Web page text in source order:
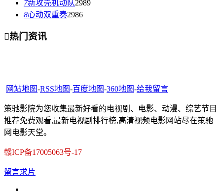
7新攻壳机动队2989
8心动双重奏2986
热门资讯
网站地图-RSS地图-百度地图-360地图-给我留言
策驰影院为您收集最新好看的电视剧、电影、动漫、综艺节目
推荐免费观看,最新电视剧排行榜,高清视频电影网站尽在策驰
网电影天堂。
赣ICP备17005063号-17
留言求片